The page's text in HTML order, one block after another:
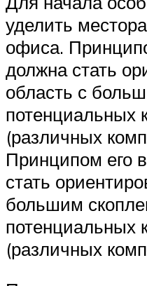
уделить
офиса.
должна стать
область с
потенциальных
(различных
Принципом его
стать
большим
потенциальных
(различных